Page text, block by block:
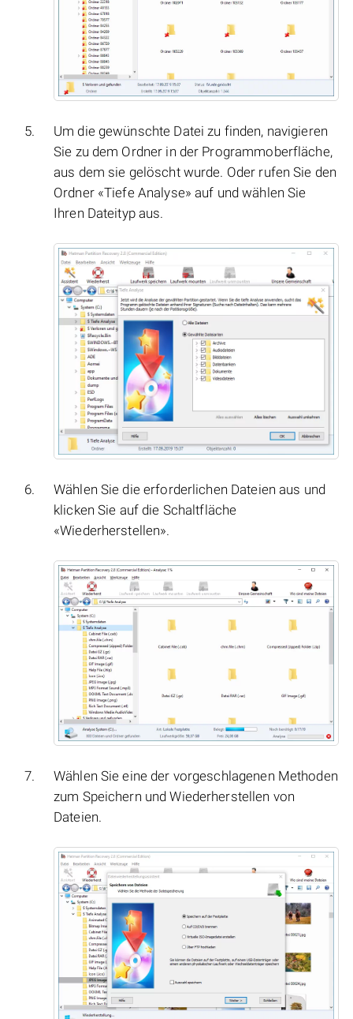
Um die gewünschte Datei zu finden, navigieren
Sie zu dem Ordner in der Programmoberfläche,
aus dem sie gelöscht wurde. Oder rufen Sie den
Ordner «Tiefe Analyse» auf und wählen Sie
Ihren Dateityp aus.
Wählen Sie die erforderlichen Dateien aus und
klicken Sie auf die Schaltfläche
«Wiederherstellen».
Wählen Sie eine der vorgeschlagenen Methoden
zum Speichern und Wiederherstellen von
Dateien.